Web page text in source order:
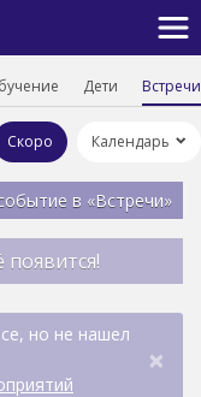
Дети Встречи
Скоро Календарь
в «Встречи»
появится!
но не нашел
×